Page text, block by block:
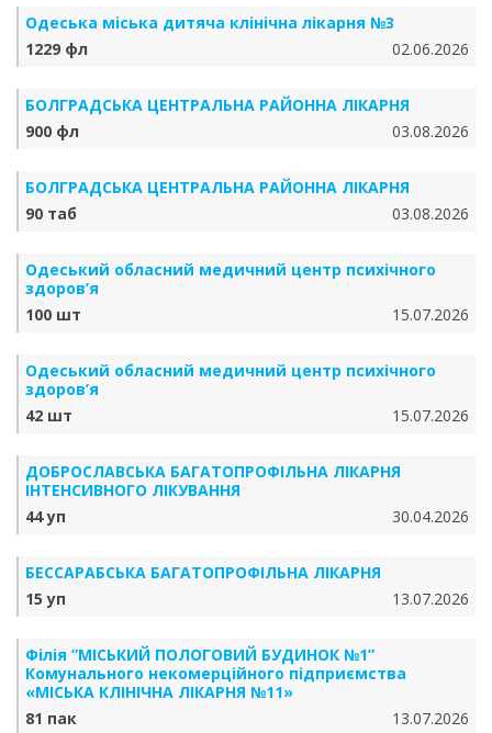
Одеська міська дитяча клінічна лікарня №3
1229 фл
02.06.2026
БОЛГРАДСЬКА ЦЕНТРАЛЬНА РАЙОННА ЛІКАРНЯ
900 фл
03.08.2026
БОЛГРАДСЬКА ЦЕНТРАЛЬНА РАЙОННА ЛІКАРНЯ
90 таб
03.08.2026
Одеський обласний медичний центр психічного
здоров’я
100 шт
15.07.2026
Одеський обласний медичний центр психічного
здоров’я
42 шт
15.07.2026
ДОБРОСЛАВСЬКА БАГАТОПРОФІЛЬНА ЛІКАРНЯ
ІНТЕНСИВНОГО ЛІКУВАННЯ
44 уп
30.04.2026
БЕССАРАБСЬКА БАГАТОПРОФІЛЬНА ЛІКАРНЯ
15 уп
13.07.2026
Філія ”МІСЬКИЙ ПОЛОГОВИЙ БУДИНОК №1”
Комунального некомерційного підприємства
«МІСЬКА КЛІНІЧНА ЛІКАРНЯ №11»
81 пак
13.07.2026